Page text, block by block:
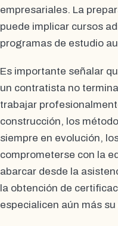
empresariales. La
puede implicar cursos
programas de estudio
Es importante señalar
un contratista no
trabajar
construcción, los
siempre en evolución,
comprometerse con la
abarcar desde la
la obtención de
especialicen aún más